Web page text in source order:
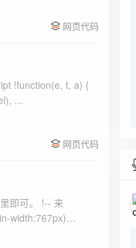
网页代码
...
网页代码
即可。 !-- 来